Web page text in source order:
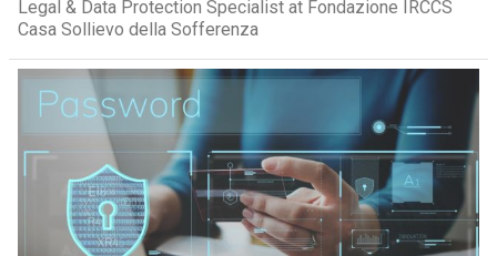
Legal & Data Protection Specialist at Fondazione IRCCS
Casa Sollievo della Sofferenza